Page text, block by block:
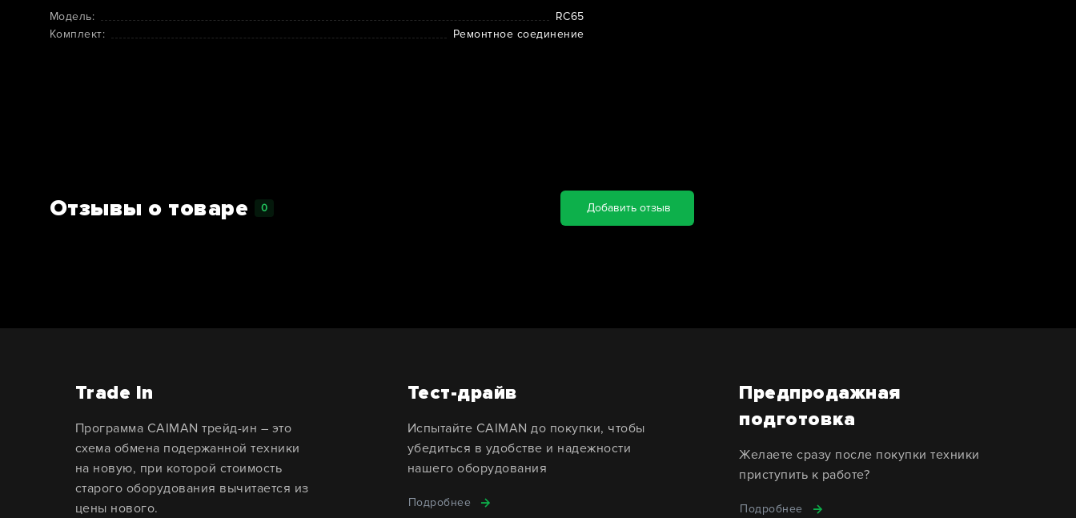
Модель:
RC65
Комплект:
Ремонтное соединение
Отзывы о товаре 0 Добавить отзыв
Trade In
Программа CAIMAN трейд-ин – это
схема обмена подержанной техники
на новую, при которой стоимость
старого оборудования вычитается из
цены нового.
Тест-драйв
Испытайте CAIMAN до покупки, чтобы
убедиться в удобстве и надежности
нашего оборудования
Подробнее
Предпродажная
подготовка
Желаете сразу после покупки техники
приступить к работе?
Подробнее